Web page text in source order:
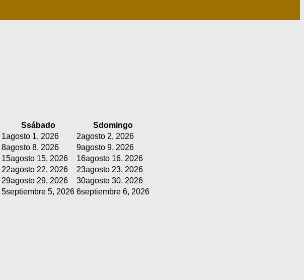
Ssábado Sdomingo
1agosto 1, 2026 2agosto 2, 2026
8agosto 8, 2026 9agosto 9, 2026
15agosto 15, 2026 16agosto 16, 2026
22agosto 22, 2026 23agosto 23, 2026
29agosto 29, 2026 30agosto 30, 2026
5septiembre 5, 2026 6septiembre 6, 2026